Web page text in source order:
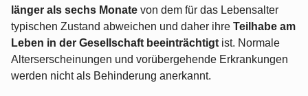
länger als sechs Monate von dem für das Lebensalter
typischen Zustand abweichen und daher ihre Teilhabe am
Leben in der Gesellschaft beeinträchtigt ist. Normale
Alterserscheinungen und vorübergehende Erkrankungen
werden nicht als Behinderung anerkannt.